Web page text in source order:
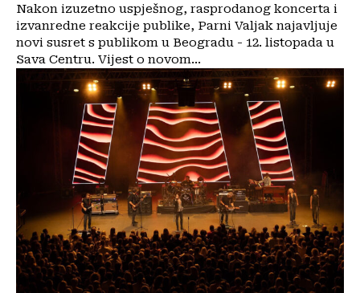
Nakon izuzetno uspješnog, rasprodanog koncerta i
izvanredne reakcije publike, Parni Valjak najavljuje
novi susret s publikom u Beogradu - 12. listopada u
Sava Centru. Vijest o novom...